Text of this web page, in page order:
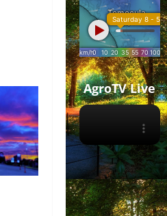
AgroTV Live